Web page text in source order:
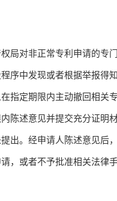
对非正常专利申请的专
序中发现或者根据举报得
指定期限内主动撤回相关
陈述意见并提交充分证明
出。经申请人陈述意见后
，或者不予批准相关法律